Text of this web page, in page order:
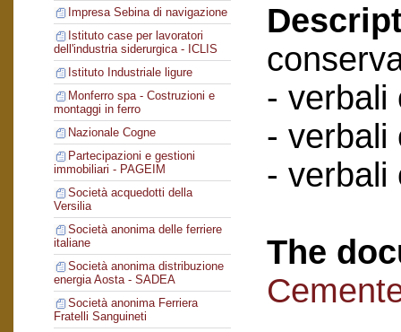
Impresa Sebina di navigazione
Istituto case per lavoratori
dell'industria siderurgica - ICLIS
Istituto Industriale ligure
Monferro spa - Costruzioni e
montaggi in ferro
Nazionale Cogne
Partecipazioni e gestioni
immobiliari - PAGEIM
Società acquedotti della
Versilia
Società anonima delle ferriere
italiane
Società anonima distribuzione
energia Aosta - SADEA
Società anonima Ferriera
Fratelli Sanguineti
- verbali
- verbali
- verbali
The